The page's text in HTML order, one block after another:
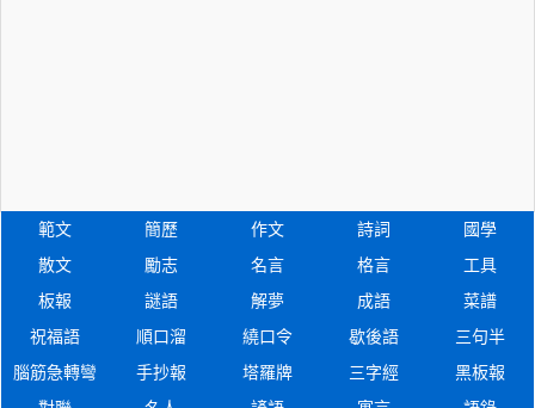
範文 簡歷 作文 詩詞
國學
散文
勵志 名言 格言
工具
板報
謎語 解夢 成語
菜譜
祝福語
順口溜 繞口令 歇後語
三句半
腦筋急轉彎
手抄報 塔羅牌 三字經
黑板報